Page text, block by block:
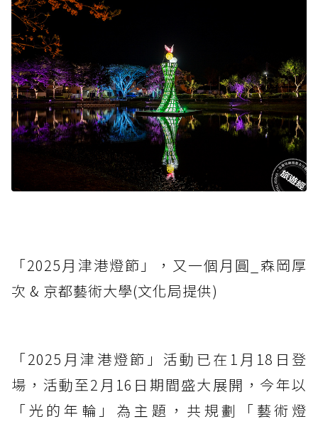
「2025月津港燈節」，又一個月圓_森岡厚
次 & 京都藝術大學(文化局提供)
「2025月津港燈節」活動已在1月18日登
場，活動至2月16日期間盛大展開，今年以
「光的年輪」為主題，共規劃「藝術燈